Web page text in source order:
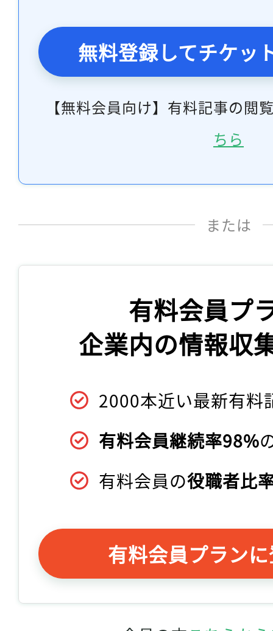
無料登録してチケッ
【無料会員向け】有料記事の閲
ちら
または
有料会員プ
企業内の情報収
2000本近い最新有料
有料会員継続率98%
有料会員の役職者比
有料会員プラン